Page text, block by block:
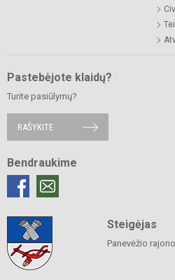
Pastebėjote klaidų?
Turite pasiūlymų?
RAŠYKITE
Bendraukime
Steigėjas
Panevėžio